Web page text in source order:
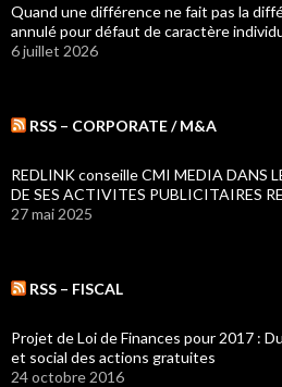
Quand une différence ne fait pas la
annulé pour défaut de caractère
6 juillet 2026
RSS – CORPORATE / M&A
REDLINK conseille CMI MEDIA DANS
DE SES ACTIVITES PUBLICITAIRES
27 mai 2025
RSS – FISCAL
Projet de Loi de Finances pour 2017 :
et social des actions gratuites
24 octobre 2016